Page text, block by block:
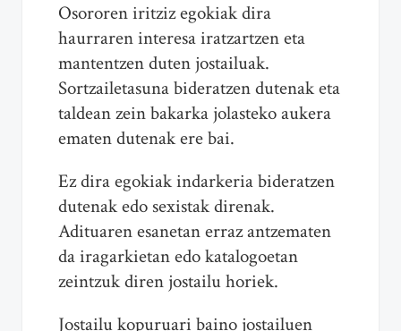
Osororen iritziz egokiak dira
haurraren interesa iratzartzen eta
mantentzen duten jostailuak.
Sortzailetasuna bideratzen dutenak eta
taldean zein bakarka jolasteko aukera
ematen dutenak ere bai.
Ez dira egokiak indarkeria bideratzen
dutenak edo sexistak direnak.
Adituaren esanetan erraz antzematen
da iragarkietan edo katalogoetan
zeintzuk diren jostailu horiek.
Jostailu kopuruari baino jostailuen